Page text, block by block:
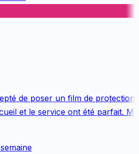
de poser un film de protection
et le service ont été parfait.